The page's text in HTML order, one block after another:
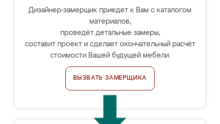
Дизайнер-замерщик приедет к Вам с каталогом
материалов,
проведёт детальные замеры,
составит проект и сделает окончательный расчёт
стоимости Вашей будущей мебели.
ВЫЗВАТЬ ЗАМЕРЩИКА